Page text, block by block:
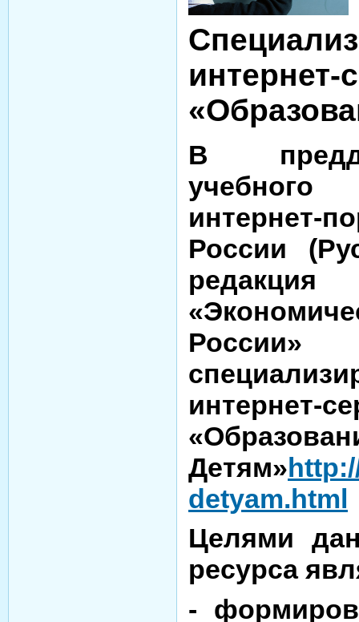
интернет-
В
интернет-
России
интернет-
Детям»
detyam.html
Целями
ресурса
-